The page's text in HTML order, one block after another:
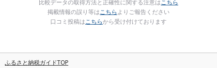
比較データの取得方法と正確性に関する注意はこちら
掲載情報の誤り等はこちらよりご報告ください
口コミ投稿はこちらから受け付けております
ふるさと納税ガイドTOP